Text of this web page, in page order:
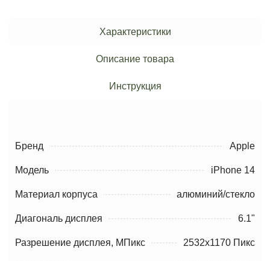
Характеристики
Описание товара
Инструкция
Бренд Apple
Модель iPhone 14
Материал корпуса алюминий/стекло
Диагональ дисплея 6.1"
Разрешение дисплея, МПикс 2532x1170 Пикс